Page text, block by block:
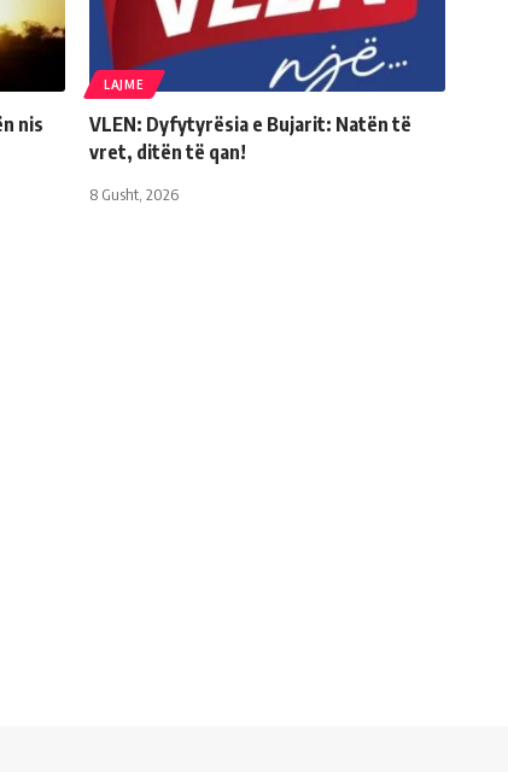
nis
LAJME
VLEN: Dyfytyrësia e Bujarit: Natën të
vret, ditën të qan!
8 Gusht, 2026